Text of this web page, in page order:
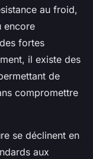
au froid,
encore
fortes
il existe des
de
compromettre
se déclinent en
aux